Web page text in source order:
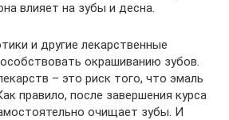
влияет на зубы и десна.
и другие лекарственные
окрашиванию зубов.
– это риск того, что эмаль
правило, после завершения курса
очищает зубы. И